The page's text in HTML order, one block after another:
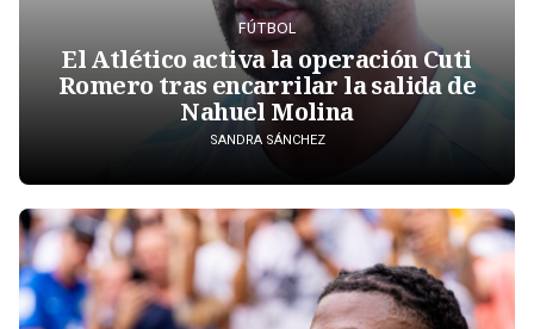
FÚTBOL
El Atlético activa la operación Cuti
Romero tras encarrilar la salida de
Nahuel Molina
SANDRA SÁNCHEZ